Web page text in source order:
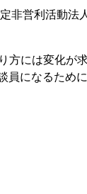
非営利活動
には変化が
になるため